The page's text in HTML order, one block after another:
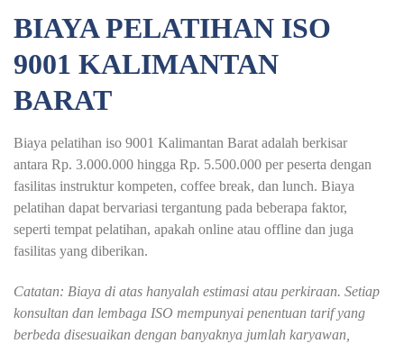
BIAYA PELATIHAN ISO
9001 KALIMANTAN
BARAT
Biaya pelatihan iso 9001 Kalimantan Barat adalah berkisar
antara Rp. 3.000.000 hingga Rp. 5.500.000 per peserta dengan
fasilitas instruktur kompeten, coffee break, dan lunch. Biaya
pelatihan dapat bervariasi tergantung pada beberapa faktor,
seperti tempat pelatihan, apakah online atau offline dan juga
fasilitas yang diberikan.
Catatan: Biaya di atas hanyalah estimasi atau perkiraan. Setiap
konsultan dan lembaga ISO mempunyai penentuan tarif yang
berbeda disesuaikan dengan banyaknya jumlah karyawan,